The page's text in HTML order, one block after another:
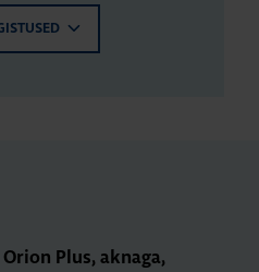
Plus, aknaga,